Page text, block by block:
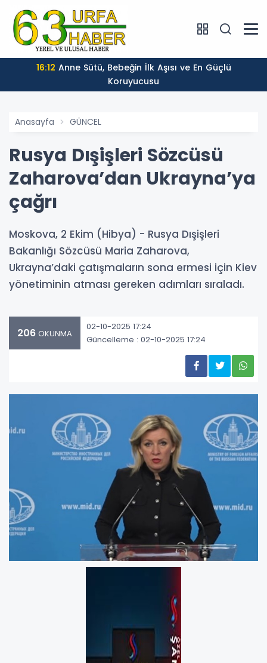
16:12
Koruyucusu
Anasayfa GÜNCEL
Rusya Dışişleri Sözcüsü
Zaharova’dan Ukrayna’ya
çağrı
Moskova, 2 Ekim (Hibya) - Rusya Dışişleri
Bakanlığı Sözcüsü Maria Zaharova,
Ukrayna’daki çatışmaların sona ermesi için Kiev
yönetiminin atması gereken adımları sıraladı.
206 OKUNMA
02-10-2025 17:24
Güncelleme : 02-10-2025 17:24